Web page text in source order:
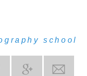
school